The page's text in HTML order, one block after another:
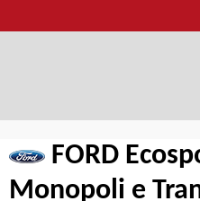
FORD
Monopoli e